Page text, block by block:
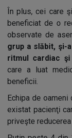
În plus, cei care
beneficiat de o
observate de
grup a slăbit, şi-
ritmul cardiac
care a luat
beneficii.
Echipa de
existat pacienţi
priveşte